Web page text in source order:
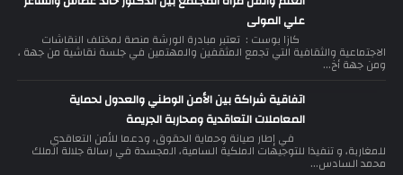
علي المولى
كازا بوست : تعتبر مبادرة الورشة منصة لمختلف النقاشات
الاجتماعية والثقافية التي تجمع المثقفين والمهتمين في جلسة نقاشية من جهة ،
ومن جهة أخ...
اتفاقية شراكة بين الأمن الوطني والعدول لحماية
المعاملات التعاقدية ومحاربة الجريمة
في إطار صيانة وحماية الحقوق، ودعما للأمن التعاقدي
للمغاربة، و تنفيذا للتوجيهات الملكية السامية، المجسدة في رسالة جلالة الملك
محمد السادس...